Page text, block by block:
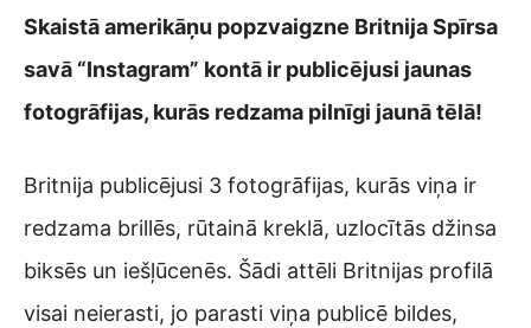
Skaistā amerikāņu popzvaigzne Britnija Spīrsa
savā “Instagram” kontā ir publicējusi jaunas
fotogrāfijas, kurās redzama pilnīgi jaunā tēlā!
Britnija publicējusi 3 fotogrāfijas, kurās viņa ir
redzama brillēs, rūtainā kreklā, uzlocītās džinsa
biksēs un iešļūcenēs. Šādi attēli Britnijas profilā
visai neierasti, jo parasti viņa publicē bildes,